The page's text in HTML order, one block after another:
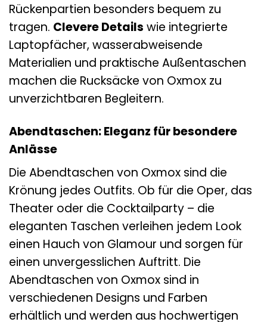
Rückenpartien besonders bequem zu
tragen. Clevere Details wie integrierte
Laptopfächer, wasserabweisende
Materialien und praktische Außentaschen
machen die Rucksäcke von Oxmox zu
unverzichtbaren Begleitern.
Abendtaschen: Eleganz für besondere
Anlässe
Die Abendtaschen von Oxmox sind die
Krönung jedes Outfits. Ob für die Oper, das
Theater oder die Cocktailparty – die
eleganten Taschen verleihen jedem Look
einen Hauch von Glamour und sorgen für
einen unvergesslichen Auftritt. Die
Abendtaschen von Oxmox sind in
verschiedenen Designs und Farben
erhältlich und werden aus hochwertigen